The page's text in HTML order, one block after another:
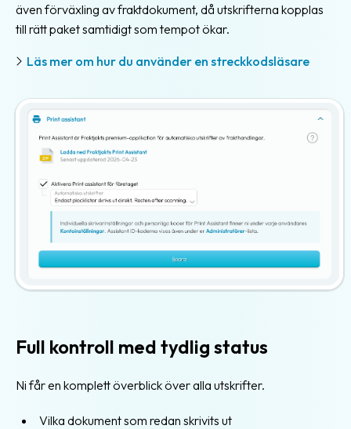
även förväxling av fraktdokument, då utskrifterna kopplas
till rätt paket samtidigt som tempot ökar.
Läs mer om hur du använder en streckkodsläsare
Full kontroll med tydlig status
Ni får en komplett överblick över alla utskrifter.
Vilka dokument som redan skrivits ut